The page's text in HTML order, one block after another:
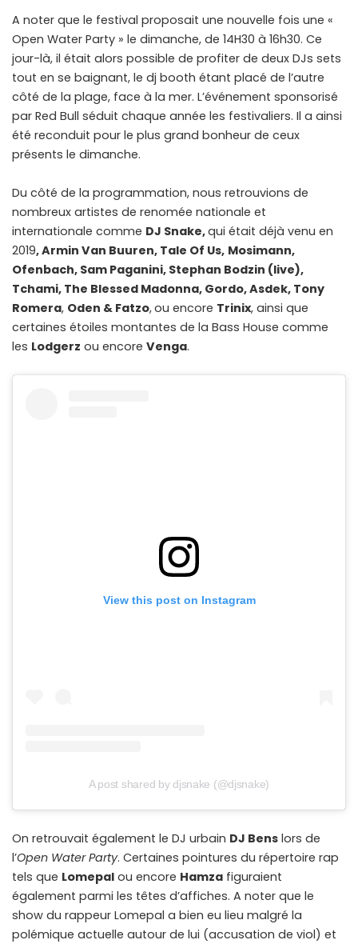
A noter que le festival proposait une nouvelle fois une «
Open Water Party » le dimanche, de 14H30 à 16h30. Ce
jour-là, il était alors possible de profiter de deux DJs sets
tout en se baignant, le dj booth étant placé de l’autre
côté de la plage, face à la mer. L’événement sponsorisé
par Red Bull séduit chaque année les festivaliers. Il a ainsi
été reconduit pour le plus grand bonheur de ceux
présents le dimanche.
Du côté de la programmation, nous retrouvions de
nombreux artistes de renomée nationale et
internationale comme DJ Snake,qui était déjà venu en
2019, Armin Van Buuren, Tale Of Us, Mosimann,
Ofenbach, Sam Paganini, Stephan Bodzin (live),
Tchami, The Blessed Madonna, Gordo, Asdek, Tony
Romera, Oden & Fatzo,ou encore Trinix, ainsi que
certaines étoiles montantes de la Bass House comme
les Lodgerz ou encore Venga.
View this post on Instagram
A post shared by djsnake (@djsnake)
On retrouvait également le DJ urbain DJ Bens lors de
l’Open Water Party. Certaines pointures du répertoire rap
tels que Lomepal ou encore Hamza figuraient
également parmi les têtes d’affiches. A noter que le
show du rappeur Lomepal a bien eu lieu malgré la
polémique actuelle autour de lui (accusation de viol) et